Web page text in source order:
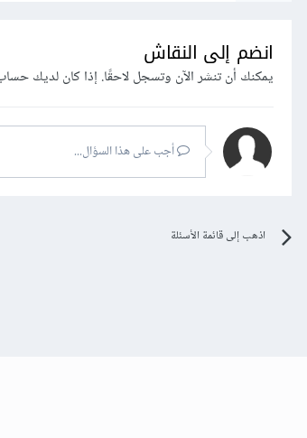
انضم إلى النقاش
يمكنك أن تنشر الآن وتسجل لاحقًا. إذا كان لديك
أجب على هذا السؤال...
اذهب إلى قائمة الأسئلة